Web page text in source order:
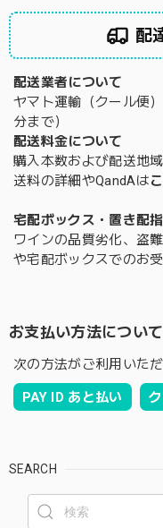
配
配送業者について
ヤマト運輸（クール便
分まで）
配送料金について
購入本数および配送地
送料の詳細やQandAは
宅配ボックス・置き配
ワインの品質劣化、盗
や宅配ボックスでのお
お支払い方法について
次の方法がご利用いただ
PAY ID あと払い
SEARCH